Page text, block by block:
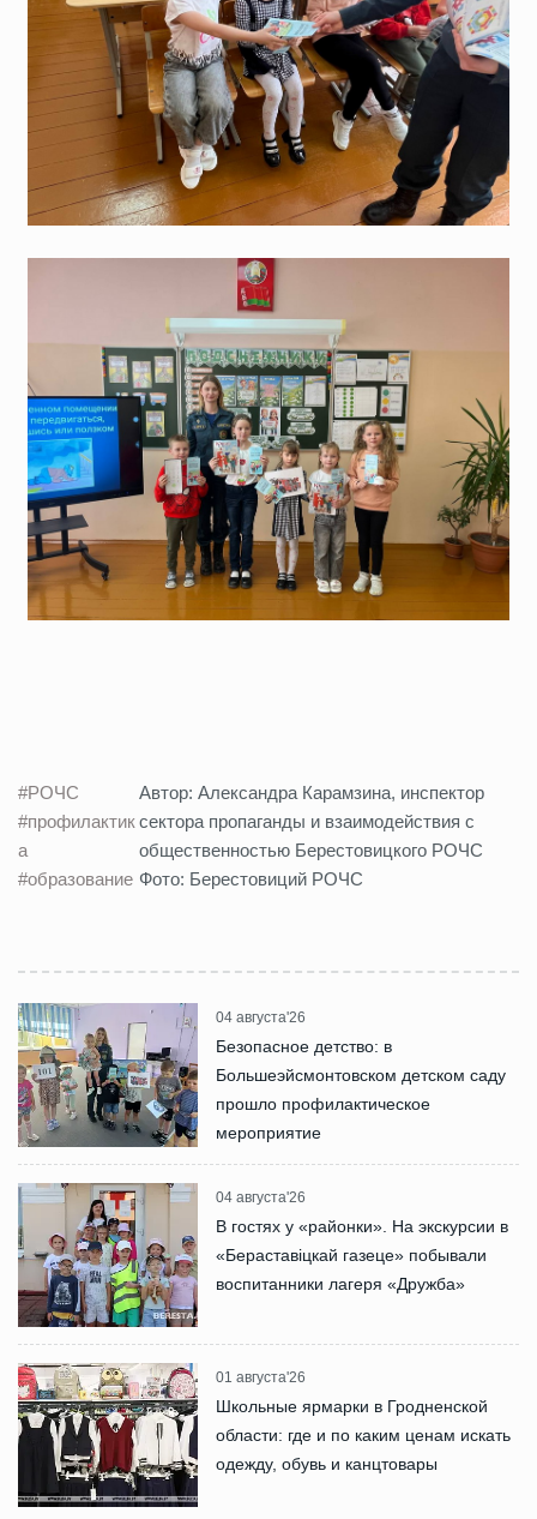
#РОЧС
#профилактик
а
#образование
Автор: Александра Карамзина, инспектор
сектора пропаганды и взаимодействия с
общественностью Берестовицкого РОЧС
Фото: Берестовиций РОЧС
04 августа'26
Безопасное детство: в
Большеэйсмонтовском детском саду
прошло профилактическое
мероприятие
04 августа'26
В гостях у «районки». На экскурсии в
«Бераставіцкай газеце» побывали
воспитанники лагеря «Дружба»
01 августа'26
Школьные ярмарки в Гродненской
области: где и по каким ценам искать
одежду, обувь и канцтовары